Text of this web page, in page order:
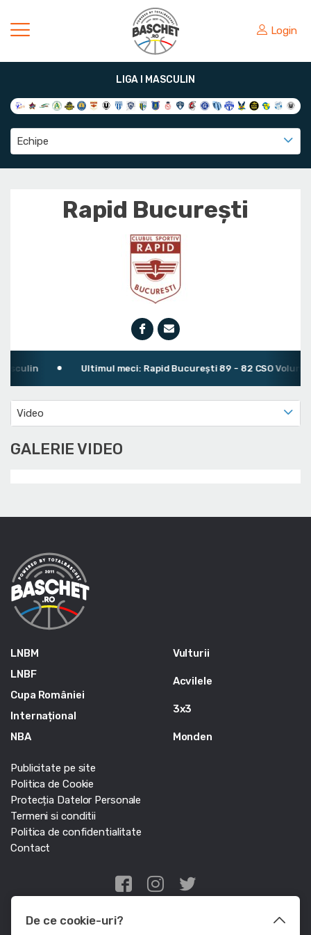
Login
LIGA I MASCULIN
Echipe
Rapid București
Ultimul meci: Rapid București 89 - 82 CSO
Video
GALERIE VIDEO
LNBM
LNBF
Cupa României
Internațional
NBA
Vulturii
Acvilele
3x3
Monden
Publicitate pe site
Politica de Cookie
Protecția Datelor Personale
Termeni si conditii
Politica de confidentialitate
Contact
Edris Digital Agency
De ce cookie-uri?